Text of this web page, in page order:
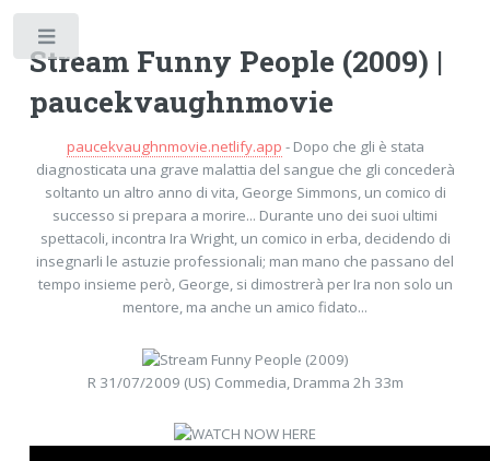
Stream Funny People (2009) |
paucekvaughnmovie
paucekvaughnmovie.netlify.app - Dopo che gli è stata
diagnosticata una grave malattia del sangue che gli concederà
soltanto un altro anno di vita, George Simmons, un comico di
successo si prepara a morire... Durante uno dei suoi ultimi
spettacoli, incontra Ira Wright, un comico in erba, decidendo di
insegnarli le astuzie professionali; man mano che passano del
tempo insieme però, George, si dimostrerà per Ira non solo un
mentore, ma anche un amico fidato...
R 31/07/2009 (US) Commedia, Dramma 2h 33m